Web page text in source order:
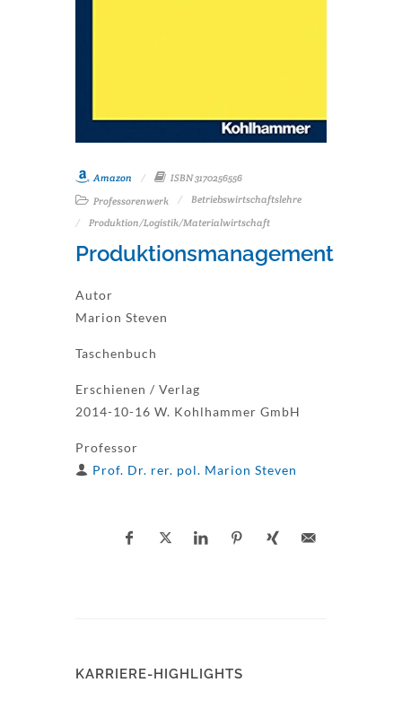
Amazon
ISBN 3170256556
Professorenwerk
Betriebswirtschaftslehre
Produktion/Logistik/Materialwirtschaft
Produktionsmanagement
Autor
Marion Steven
Taschenbuch
Erschienen / Verlag
2014-10-16 W. Kohlhammer GmbH
Professor
Prof. Dr. rer. pol. Marion Steven
KARRIERE-HIGHLIGHTS